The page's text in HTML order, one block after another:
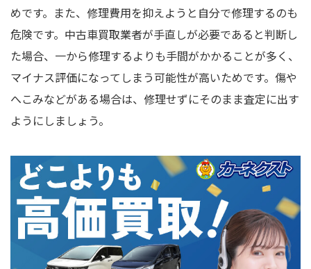
めです。また、修理費用を抑えようと自分で修理するのも
危険です。中古車買取業者が手直しが必要であると判断し
た場合、一から修理するよりも手間がかかることが多く、
マイナス評価になってしまう可能性が高いためです。傷や
へこみなどがある場合は、修理せずにそのまま査定に出す
ようにしましょう。